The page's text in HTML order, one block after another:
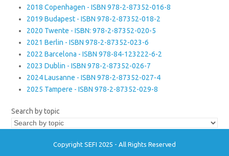
2018 Copenhagen - ISBN 978-2-87352-016-8
2019 Budapest - ISBN 978-2-87352-018-2
2020 Twente - ISBN: 978-2-87352-020-5
2021 Berlin - ISBN 978-2-87352-023-6
2022 Barcelona - ISBN 978-84-123222-6-2
2023 Dublin - ISBN 978-2-87352-026-7
2024 Lausanne - ISBN 978-2-87352-027-4
2025 Tampere - ISBN 978-2-87352-029-8
Search by topic
Copyright SEFI 2025 - All Rights Reserved